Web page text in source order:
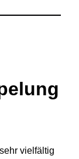
vielfältig